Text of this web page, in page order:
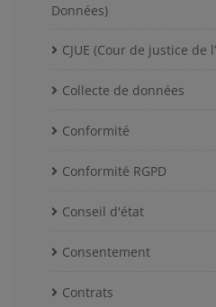
Données)
CJUE (Cour de justice de
Collecte de données
Conformité
Conformité RGPD
Conseil d'état
Consentement
Contrats